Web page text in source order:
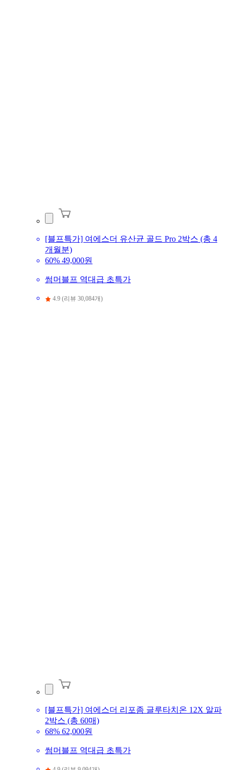
[블프특가] 여에스더 유산균 골드 Pro 2박스 (총 4
개월분)
60% 49,000원
썸머블프 역대급 초특가
4.9 (리뷰 30,084개)
[블프특가] 여에스더 리포좀 글루타치온 12X 알파
2박스 (총 60매)
68% 62,000원
썸머블프 역대급 초특가